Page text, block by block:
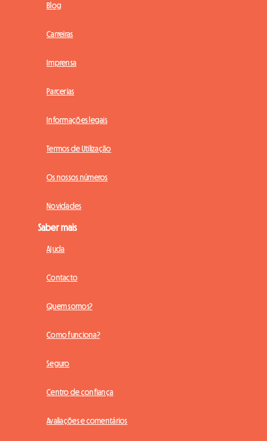
Blog
Carreiras
Imprensa
Parcerias
Informações legais
Termos de Utilização
Os nossos números
Novidades
Saber mais
Ajuda
Contacto
Quem somos?
Como funciona?
Seguro
Centro de confiança
Avaliações e comentários